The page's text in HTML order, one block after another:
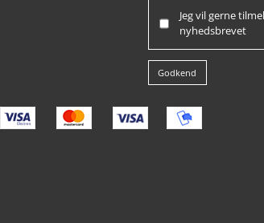
Jeg vil gerne
nyhedsbrevet
Godkend